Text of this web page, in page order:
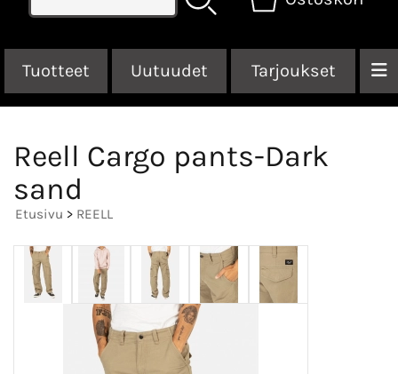
Tuotteet Uutuudet Tarjoukset
Reell Cargo pants-Dark
sand
Etusivu > REELL